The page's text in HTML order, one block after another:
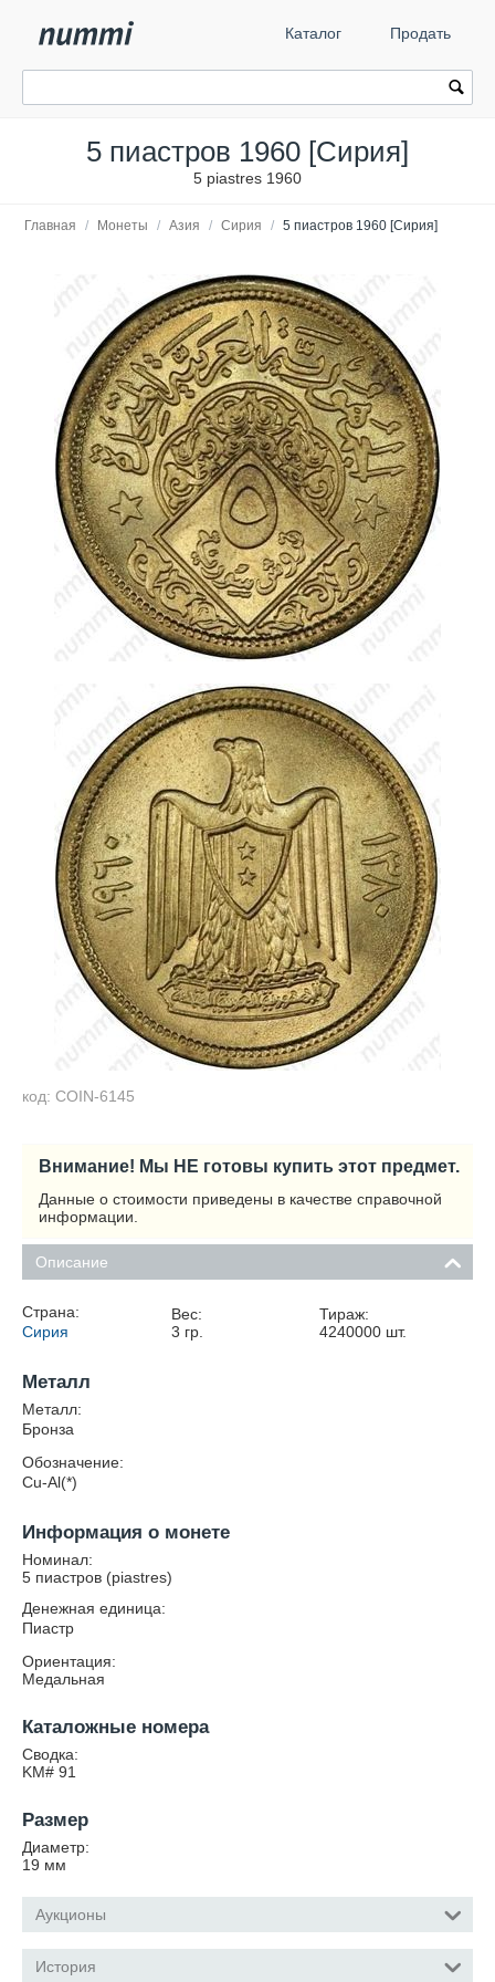
Каталог Продать
5 пиастров 1960 [Сирия]
5 piastres 1960
Главная / Монеты / Азия / Сирия / 5 пиастров 1960 [Сирия]
код: COIN-6145
Внимание! Мы НЕ готовы купить этот предмет.
Данные о стоимости приведены в качестве справочной
информации.
Описание
Страна:
Сирия
Вес:
3 гр.
Тираж:
4240000 шт.
Металл
Металл:
Бронза
Обозначение:
Cu-Al(*)
Информация о монете
Номинал:
5 пиастров (piastres)
Денежная единица:
Пиастр
Ориентация:
Медальная
Каталожные номера
Сводка:
KM# 91
Размер
Диаметр:
19 мм
Аукционы
История